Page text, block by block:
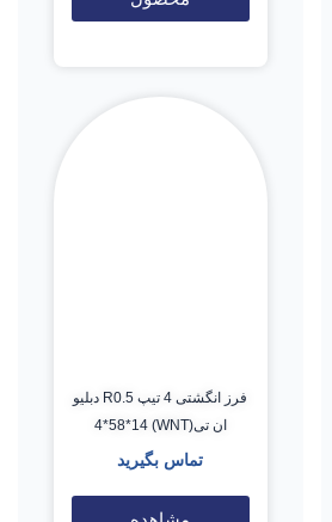
فرز انگشتی 4 تیپ R0.5 دبلیو
ان تی(WNT) 4*58*14
تماس بگیرید